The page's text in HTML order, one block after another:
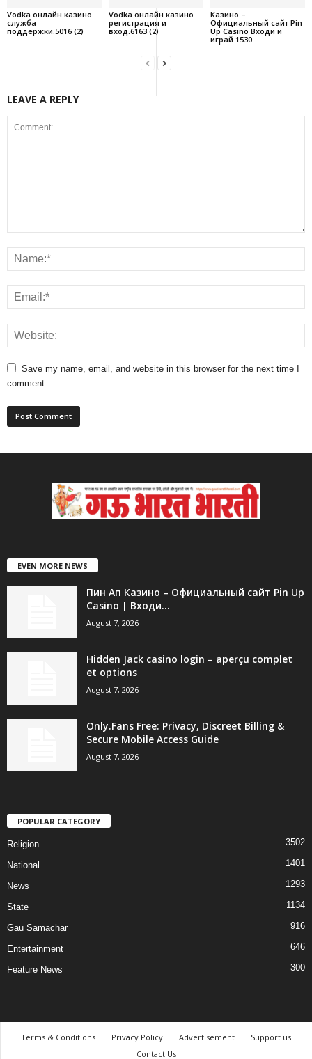
Vodka онлайн казино
служба
поддержки.5016 (2)
Vodka онлайн казино
регистрация и
вход.6163 (2)
Казино –
Официальный сайт Pin
Up Casino Входи и
играй.1530
LEAVE A REPLY
Save my name, email, and website in this browser for the next time I
comment.
EVEN MORE NEWS
Пин Ап Казино – Официальный сайт Pin Up
Casino | Входи...
August 7, 2026
Hidden Jack casino login – aperçu complet
et options
August 7, 2026
Only.Fans Free: Privacy, Discreet Billing &
Secure Mobile Access Guide
August 7, 2026
POPULAR CATEGORY
Religion 3502
National 1401
News 1293
State 1134
Gau Samachar 916
Entertainment 646
Feature News 300
Terms & Conditions Privacy Policy Advertisement
Support us
Contact Us